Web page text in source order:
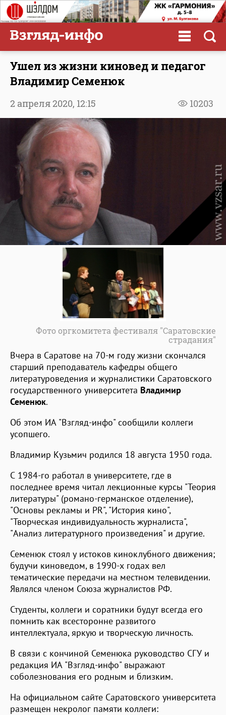
Ушел из жизни киновед и педагог
Владимир Семенюк
10203
2 апреля 2020, 12:15
Фото оргкомитета фестиваля "Саратовские
страдания"
Вчера в Саратове на 70-м году жизни скончался
старший преподаватель кафедры общего
литературоведения и журналистики Саратовского
государственного университета Владимир
Семенюк.
Об этом ИА "Взгляд-инфо" сообщили коллеги
усопшего.
Владимир Кузьмич родился 18 августа 1950 года.
С 1984-го работал в университете, где в
последнее время читал лекционные курсы "Теория
литературы" (романо-германское отделение),
"Основы рекламы и PR", "История кино",
"Творческая индивидуальность журналиста",
"Анализ литературного произведения" и другие.
Семенюк стоял у истоков киноклубного движения;
будучи киноведом, в 1990-х годах вел
тематические передачи на местном телевидении.
Являлся членом Союза журналистов РФ.
Студенты, коллеги и соратники будут всегда его
помнить как всесторонне развитого
интеллектуала, яркую и творческую личность.
В связи с кончиной Семенюка руководство СГУ и
редакция ИА "Взгляд-инфо" выражают
соболезнования его родным и близким.
На официальном сайте Саратовского университета
размещен некролог памяти коллеги: